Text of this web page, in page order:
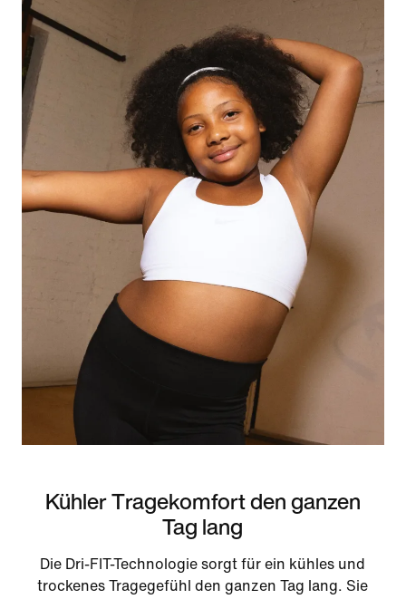
Kühler Tragekomfort den ganzen
Tag lang
Die Dri-FIT-Technologie sorgt für ein kühles und
trockenes Tragegefühl den ganzen Tag lang. Sie